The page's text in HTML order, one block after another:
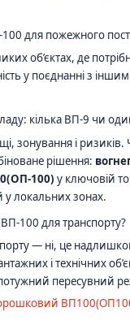
для пожежного
об’єктах, де
у поєднанні з
кілька ВП-9 чи
зонування і ризиків.
рішення:
100) у ключовій
локальних зонах.
100 для транспорту?
— ні, це
і технічних
пересувний